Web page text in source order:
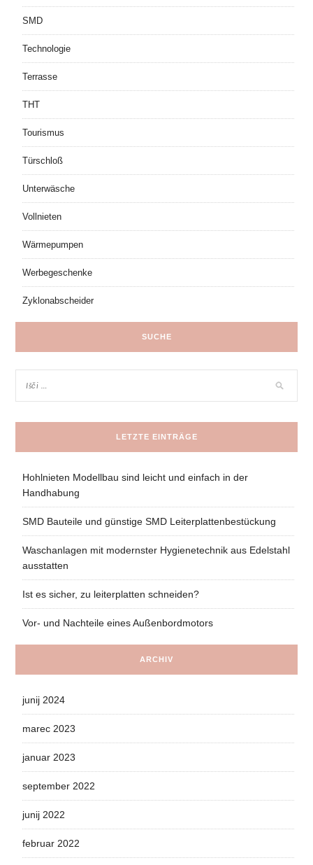
SMD
Technologie
Terrasse
THT
Tourismus
Türschloß
Unterwäsche
Vollnieten
Wärmepumpen
Werbegeschenke
Zyklonabscheider
SUCHE
LETZTE EINTRÄGE
Hohlnieten Modellbau sind leicht und einfach in der
Handhabung
SMD Bauteile und günstige SMD Leiterplattenbestückung
Waschanlagen mit modernster Hygienetechnik aus Edelstahl
ausstatten
Ist es sicher, zu leiterplatten schneiden?
Vor- und Nachteile eines Außenbordmotors
ARCHIV
junij 2024
marec 2023
januar 2023
september 2022
junij 2022
februar 2022